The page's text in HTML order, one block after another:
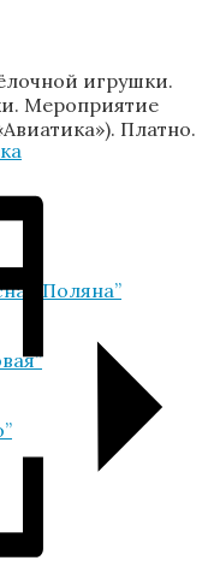
Поляна”
игрушки.
Мероприятие
Платно.